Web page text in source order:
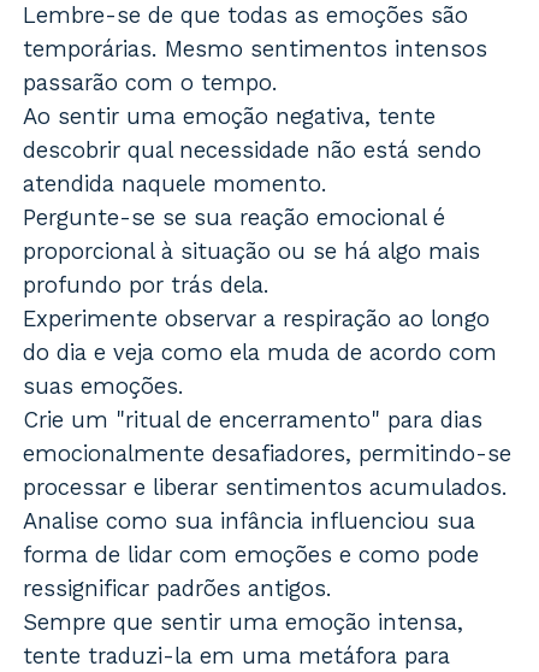
Lembre-se de que todas as emoções são
temporárias. Mesmo sentimentos intensos
passarão com o tempo.
Ao sentir uma emoção negativa, tente
descobrir qual necessidade não está sendo
atendida naquele momento.
Pergunte-se se sua reação emocional é
proporcional à situação ou se há algo mais
profundo por trás dela.
Experimente observar a respiração ao longo
do dia e veja como ela muda de acordo com
suas emoções.
Crie um "ritual de encerramento" para dias
emocionalmente desafiadores, permitindo-se
processar e liberar sentimentos acumulados.
Analise como sua infância influenciou sua
forma de lidar com emoções e como pode
ressignificar padrões antigos.
Sempre que sentir uma emoção intensa,
tente traduzi-la em uma metáfora para